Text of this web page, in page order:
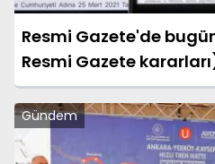
Resmi Gazete'de
Resmi Gazete
Gündem